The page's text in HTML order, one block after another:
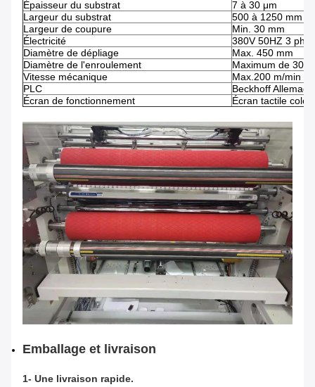
Épaisseur du substrat
7 à 30 μm
Largeur du substrat
500 à 1250 mm
Largeur de coupure
Min. 30 mm
Électricité
380V 50HZ 3
Diamètre de dépliage
Max. 450 mm
Diamètre de l'enroulement
Maximum de 300
Vitesse mécanique
Max.200 m/min
PLC
Beckhoff
Écran de fonctionnement
Écran tactile
Emballage et livraison
1- Une livraison rapide.